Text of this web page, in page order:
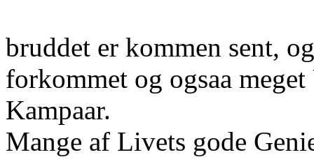
bruddet er kommen sent,
forkommet og ogsaa
Kampaar.
Mange af Livets gode